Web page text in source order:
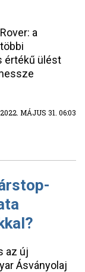
a
értékű ülést
2022. MÁJUS 31. 06:03
az új
Ásványolaj